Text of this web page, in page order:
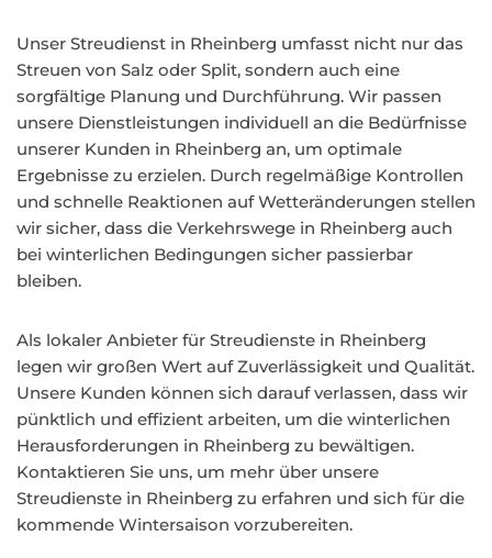
Unser Streudienst in Rheinberg umfasst nicht nur das
Streuen von Salz oder Split, sondern auch eine
sorgfältige Planung und Durchführung. Wir passen
unsere Dienstleistungen individuell an die Bedürfnisse
unserer Kunden in Rheinberg an, um optimale
Ergebnisse zu erzielen. Durch regelmäßige Kontrollen
und schnelle Reaktionen auf Wetteränderungen stellen
wir sicher, dass die Verkehrswege in Rheinberg auch
bei winterlichen Bedingungen sicher passierbar
bleiben.
Als lokaler Anbieter für Streudienste in Rheinberg
legen wir großen Wert auf Zuverlässigkeit und Qualität.
Unsere Kunden können sich darauf verlassen, dass wir
pünktlich und effizient arbeiten, um die winterlichen
Herausforderungen in Rheinberg zu bewältigen.
Kontaktieren Sie uns, um mehr über unsere
Streudienste in Rheinberg zu erfahren und sich für die
kommende Wintersaison vorzubereiten.